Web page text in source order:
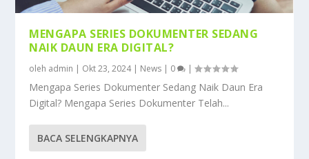
MENGAPA SERIES DOKUMENTER SEDANG
NAIK DAUN ERA DIGITAL?
oleh admin | Okt 23, 2024| News | 0 |
Mengapa Series Dokumenter Sedang Naik Daun Era
Digital? Mengapa Series Dokumenter Telah...
BACA SELENGKAPNYA